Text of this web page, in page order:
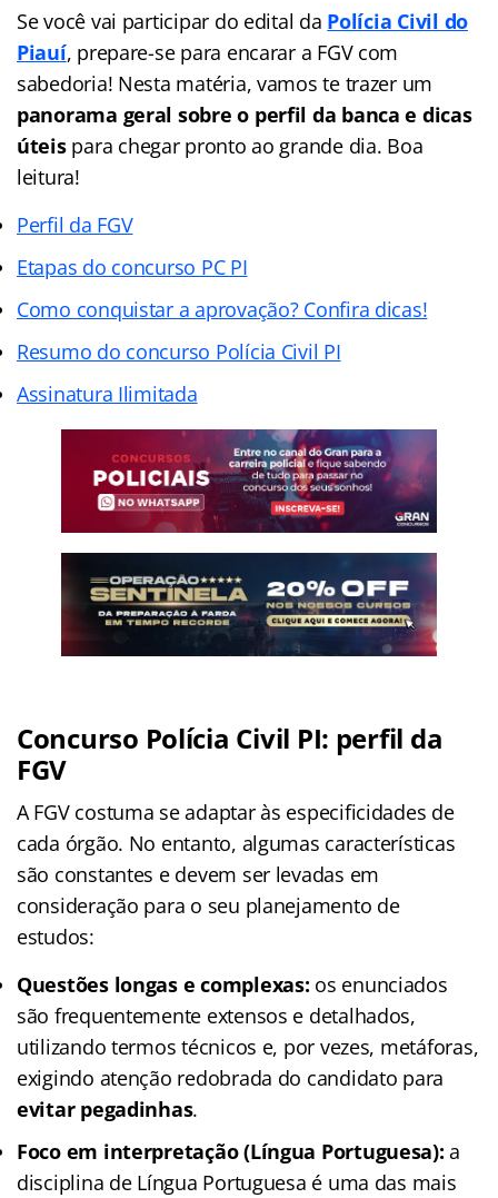
Se você vai participar do edital da Polícia Civil do
Piauí, prepare-se para encarar a FGV com
sabedoria! Nesta matéria, vamos te trazer um
panorama geral sobre o perfil da banca e dicas
úteis para chegar pronto ao grande dia. Boa
leitura!
Perfil da FGV
Etapas do concurso PC PI
Como conquistar a aprovação? Confira dicas!
Resumo do concurso Polícia Civil PI
Assinatura Ilimitada
Concurso Polícia Civil PI: perfil da
FGV
A FGV costuma se adaptar às especificidades de
cada órgão. No entanto, algumas características
são constantes e devem ser levadas em
consideração para o seu planejamento de
estudos:
Questões longas e complexas: os enunciados
são frequentemente extensos e detalhados,
utilizando termos técnicos e, por vezes, metáforas,
exigindo atenção redobrada do candidato para
evitar pegadinhas.
Foco em interpretação (Língua Portuguesa): a
disciplina de Língua Portuguesa é uma das mais